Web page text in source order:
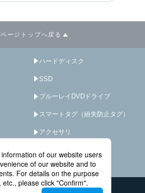
ページトップへ戻る
ハードディスク
SSD
ブルーレイDVDドライブ
スマートタグ（紛失防止タグ）
アクセサリ
オプション･サービス
お問い合わせ窓口